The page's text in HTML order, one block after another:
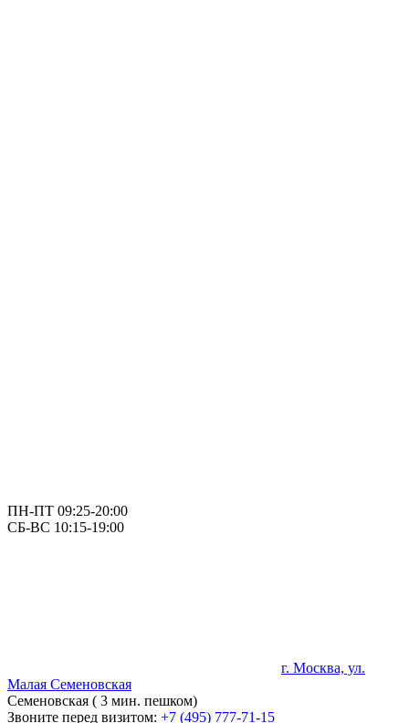
ПН-ПТ 09:25-20:00
СБ-ВС 10:15-19:00
г. Москва, ул.
Малая Семеновская
Семеновская ( 3 мин. пешком)
Звоните перед визитом: +7 (495) 777-71-15